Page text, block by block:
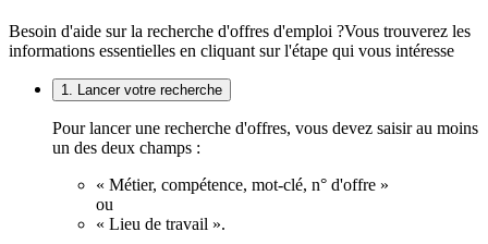
Besoin d'aide sur la recherche d'offres d'emploi ?Vous trouverez les
informations essentielles en cliquant sur l'étape qui vous intéresse
1. Lancer votre recherche
Pour lancer une recherche d'offres, vous devez saisir au moins
un des deux champs :
« Métier, compétence, mot-clé, n° d'offre »
ou
« Lieu de travail ».